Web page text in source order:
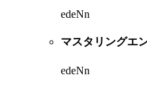
edeNn
マスタリングエ
edeNn